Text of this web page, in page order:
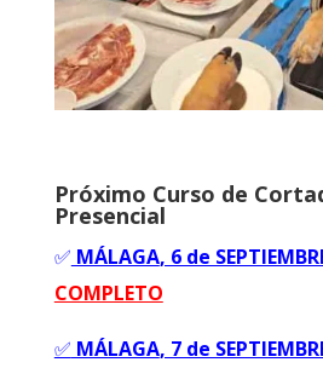
Próximo Curso de
Presencial
✅ MÁLAGA, 6 de
COMPLETO
✅ MÁLAGA, 7 de